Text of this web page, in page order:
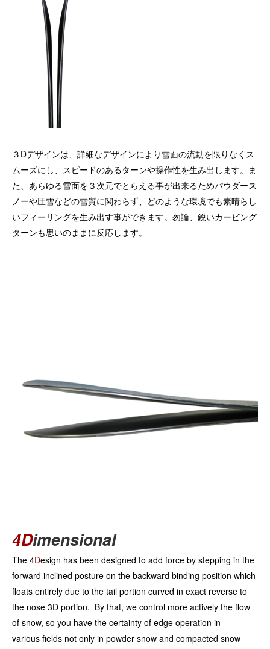
３Dデザインは、詳細なデザインにより雪面の流動を限りなくス
ムーズにし、スピードのあるターンや操作性を生み出します。ま
た、あらゆる雪面を３次元でとらえる事が出来るためパウダース
ノーや圧雪などの雪質に関わらず、どのような環境でも素晴らし
いフィーリングを生み出す事ができます。勿論、鋭いカービング
ターンも思いのままに反応します。
4Dimensional
The 4Design has been designed to add force by stepping in the
forward inclined posture on the backward binding position which
floats entirely due to the tail portion curved in exact reverse to
the nose 3D portion. By that, we control more actively the flow
of snow, so you have the certainty of edge operation in
various fields not only in powder snow and compacted snow